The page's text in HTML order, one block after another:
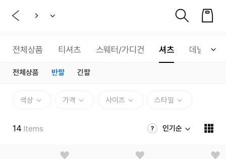
전체상품 티셔츠 스웨터/가디건 셔츠 데님
전체상품 반팔 긴팔
색상 가격 사이즈 스타일
14 Items 인기순